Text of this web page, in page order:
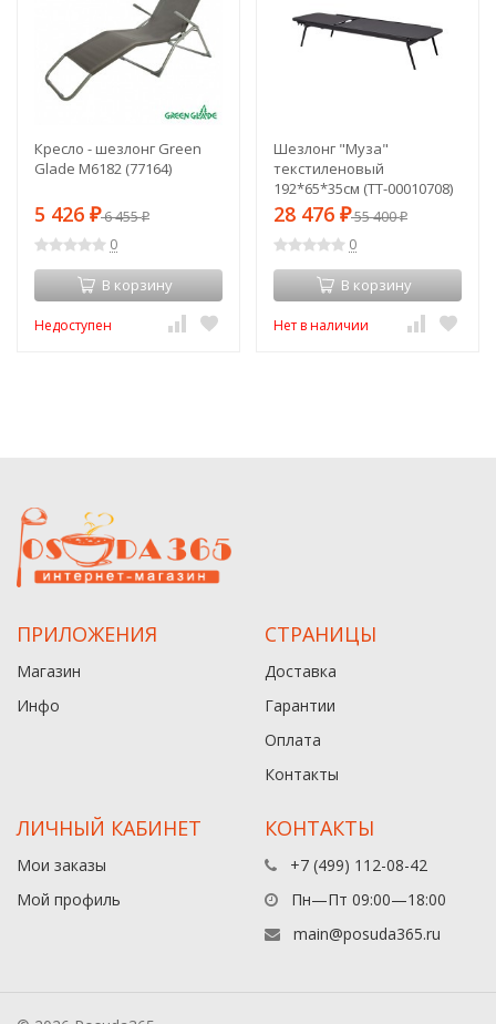
Кресло - шезлонг Green
Glade М6182 (77164)
5 426 ₽6 455₽
0
В корзину
Недоступен
Шезлонг "Муза"
текстиленовый
192*65*35см (TT-00010708)
28 476 ₽55 400₽
0
В корзину
Нет в наличии
ПРИЛОЖЕНИЯ
Магазин
Инфо
СТРАНИЦЫ
Доставка
Гарантии
Оплата
Контакты
ЛИЧНЫЙ КАБИНЕТ
Мои заказы
Мой профиль
КОНТАКТЫ
+7 (499) 112-08-42
Пн—Пт 09:00—18:00
main@posuda365.ru